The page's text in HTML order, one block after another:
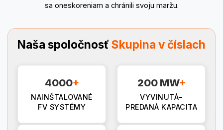
sa oneskoreniam a chránili svoju maržu.
Naša spoločnosť Skupina v číslach
4000+
NAINŠTALOVANÉ
FV SYSTÉMY
200 MW+
VYVINUTÁ–
PREDANÁ KAPACITA